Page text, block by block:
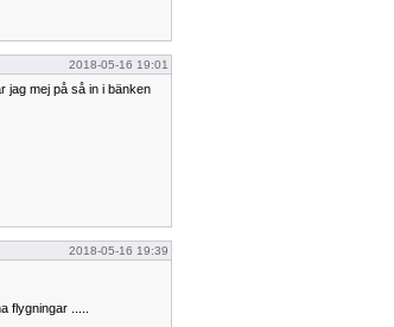
2018-05-16 19:01
jag mej på så in i bänken
2018-05-16 19:39
flygningar .....